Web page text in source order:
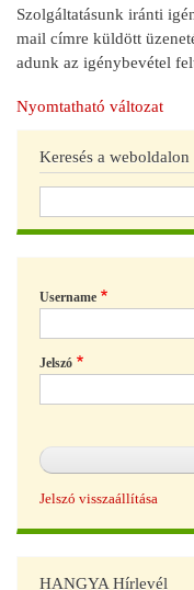
Szolgáltatásunk iránti
mail címre küldött
adunk az igénybevétel
Nyomtatható változat
Keresés a weboldalon
Username
Jelszó
Jelszó visszaállítása
HANGYA Hírlevél